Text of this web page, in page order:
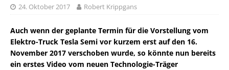
24. Oktober 2017 Robert Krippgans
Auch wenn der geplante Termin für die Vorstellung vom
Elektro-Truck Tesla Semi vor kurzem erst auf den 16.
November 2017 verschoben wurde, so könnte nun bereits
ein erstes Video vom neuen Technologie-Träger